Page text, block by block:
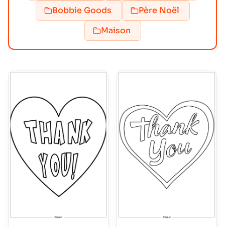
Bobbie Goods
Père Noël
Maison